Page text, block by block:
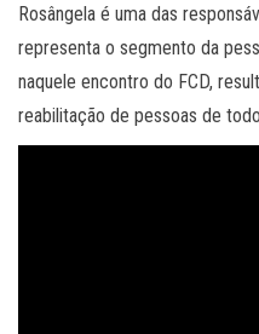
Rosângela é uma das
representa o segmento da
naquele encontro do FCD,
reabilitação de pessoas de